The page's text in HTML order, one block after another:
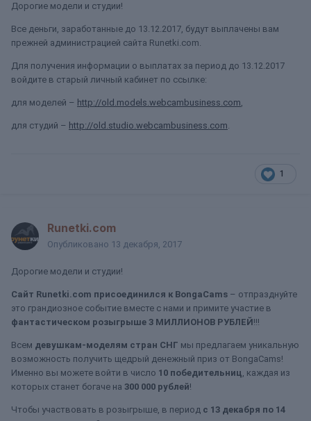
Дорогие модели и студии!
Все деньги, заработанные до 13.12.2017, будут выплачены вам
прежней администрацией сайта Runetki.com.
Для получения информации о выплатах за период до 13.12.2017
войдите в старый личный кабинет по ссылке:
для моделей – http://old.models.webcambusiness.com,
для студий – http://old.studio.webcambusiness.com.
1
Runetki.com
Опубликовано 13 декабря, 2017
Дорогие модели и студии!
Сайт Runetki.com присоединился к BongaCams – отпразднуйте
это грандиозное событие вместе с нами и примите участие в
фантастическом розыгрыше 3 МИЛЛИОНОВ РУБЛЕЙ!!!
Всем девушкам-моделям стран СНГ мы предлагаем уникальную
возможность получить щедрый денежный приз от BongaCams!
Именно вы можете войти в число 10 победительниц, каждая из
которых станет богаче на 300 000 рублей!
Чтобы участвовать в розыгрыше, в период с 13 декабря по 14